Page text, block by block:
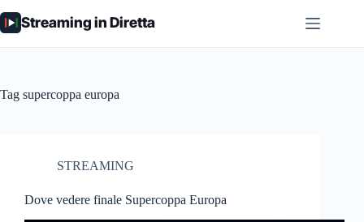
al
contenuto
Streaming in Diretta
Tag supercoppa europa
STREAMING
Dove vedere finale Supercoppa Europa